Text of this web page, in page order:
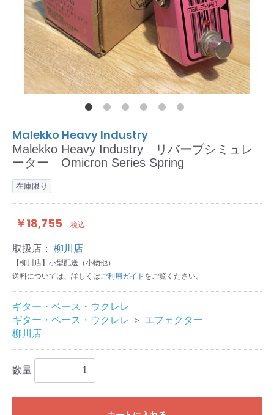
Malekko Heavy Industry
Malekko Heavy Industry リバーブシミュレ
ーター Omicron Series Spring
在庫限り
￥18,755 税込
取扱店： 柳川店
【柳川店】小型配送（小物他）
送料については、詳しくはご利用ガイドをご覧ください。
ギター・ベース・ウクレレ
ギター・ベース・ウクレレ ＞ エフェクター
柳川店
数量